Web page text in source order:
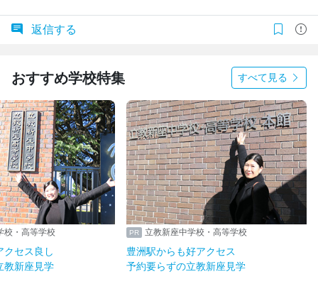
返信する
おすすめ学校特集 すべて見る
校・高等学校
クセス良し
教新座見学
立教新座中学校・高等学校
豊洲駅からも好アクセス
予約要らずの立教新座見学